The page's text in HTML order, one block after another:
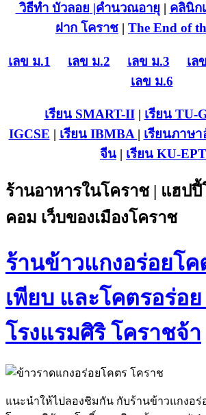
วิธีทำ บัวลอย |คำนวณอายุ | คลินิก
ฝาก โคราช | The End of
เลข ม.1 เลข ม.2 เลข ม.3 เล
เลข ม.6
เรียน SMART-II| เรียน TU-
IGCSE | เรียน IBMBA | เรียนภาษา
จีน | เรียน KU-EPT
ร้านอาหารในโคราช | แฮป
คอม เว็บของเมืองโคราช
ร้านข้าวแกงอร่อยโค
เพียบ และโคตรอร่อ
โรงแรมศิริ โคราชจ้า
แนะนำให้ไปลองชิมกัน กับร้านข้าวแกงอร่